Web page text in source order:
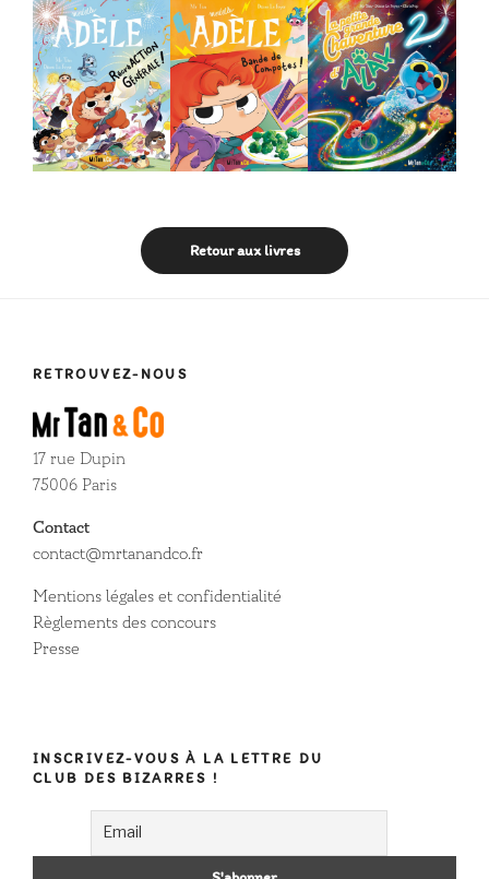
Retour aux livres
RETROUVEZ-NOUS
17 rue Dupin
75006 Paris
Contact
contact@mrtanandco.fr
Mentions légales et confidentialité
Règlements des concours
Presse
INSCRIVEZ-VOUS À LA LETTRE DU
CLUB DES BIZARRES !